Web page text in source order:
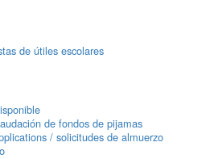
de útiles escolares
de fondos de pijamas
/ solicitudes de almuerzo